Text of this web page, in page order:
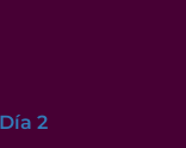
2